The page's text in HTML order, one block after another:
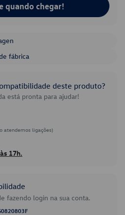
quando chegar!
fábrica
deste produto?
está pronta para ajudar!
atendemos ligações)
17h.
fazendo login na sua conta.